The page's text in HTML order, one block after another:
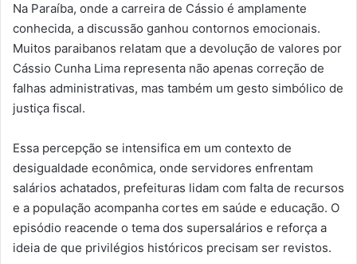
Na Paraíba, onde a carreira de Cássio é amplamente
conhecida, a discussão ganhou contornos emocionais.
Muitos paraibanos relatam que a devolução de valores por
Cássio Cunha Lima representa não apenas correção de
falhas administrativas, mas também um gesto simbólico de
justiça fiscal.
Essa percepção se intensifica em um contexto de
desigualdade econômica, onde servidores enfrentam
salários achatados, prefeituras lidam com falta de recursos
e a população acompanha cortes em saúde e educação. O
episódio reacende o tema dos supersalários e reforça a
ideia de que privilégios históricos precisam ser revistos.